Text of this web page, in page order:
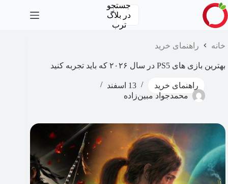
پرش
به
محتوا
جستجو
در بلاگ
ترب
خانه راهنمای خرید
بهترین بازی های PS5 در سال ۲۰۲۶ که باید تجربه کنید
راهنمای خرید
13 اسفند
محمدجواد مبین‌زاده